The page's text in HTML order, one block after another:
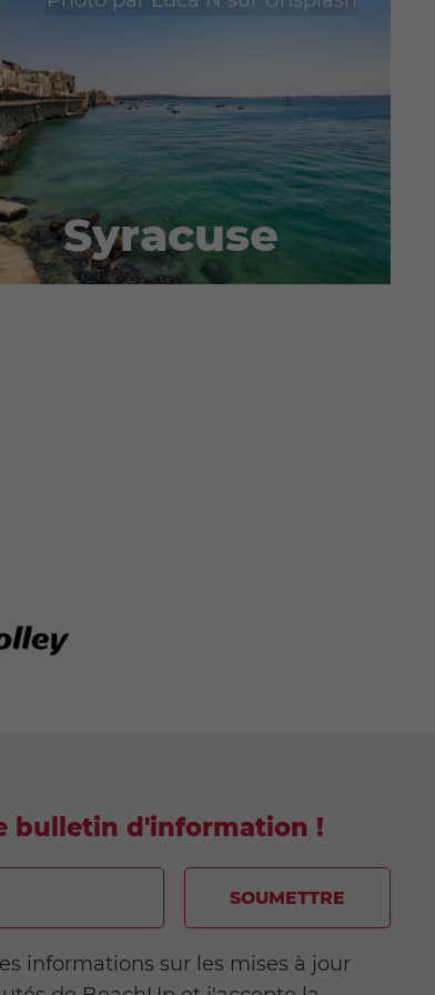
Syracuse
bulletin d'information !
informations sur les mises à jour
SOUMETTRE